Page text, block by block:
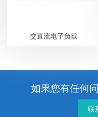
交直流电子负载
如果您有任何
联